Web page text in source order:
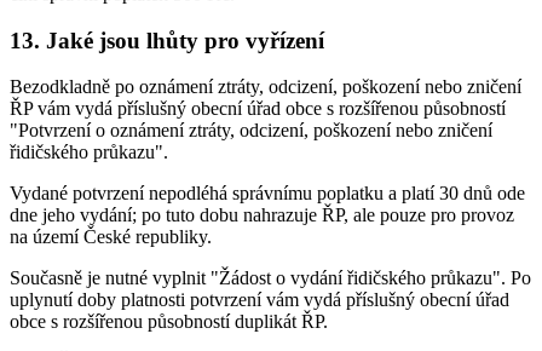
13. Jaké jsou lhůty pro vyřízení
Bezodkladně po oznámení ztráty, odcizení, poškození nebo zničení
ŘP vám vydá příslušný obecní úřad obce s rozšířenou působností
"Potvrzení o oznámení ztráty, odcizení, poškození nebo zničení
řidičského průkazu".
Vydané potvrzení nepodléhá správnímu poplatku a platí 30 dnů ode
dne jeho vydání; po tuto dobu nahrazuje ŘP, ale pouze pro provoz
na území České republiky.
Současně je nutné vyplnit "Žádost o vydání řidičského průkazu". Po
uplynutí doby platnosti potvrzení vám vydá příslušný obecní úřad
obce s rozšířenou působností duplikát ŘP.